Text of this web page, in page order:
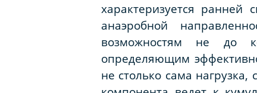
характеризуется
анаэробной
возможностям не до
определяющим
не столько сама нагрузка,